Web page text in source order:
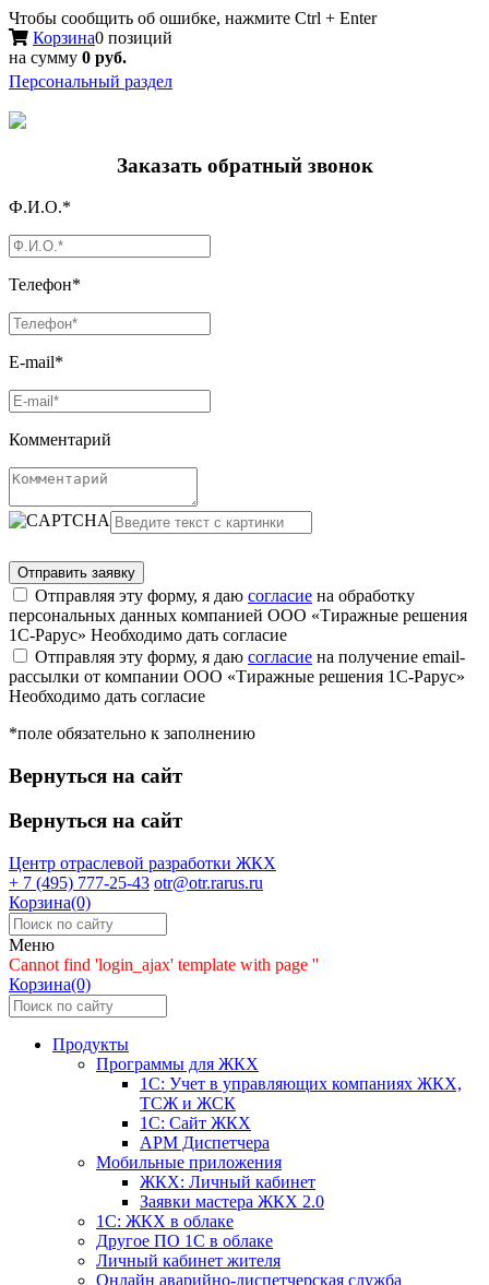
Чтобы сообщить об ошибке, нажмите Ctrl + Enter
Корзина0 позиций
на сумму 0 руб.
Персональный раздел
Заказать обратный звонок
Ф.И.О.*
Телефон*
E-mail*
Комментарий
Отправляя эту форму, я даю согласие на обработку
персональных данных компанией ООО «Тиражные решения
1С-Рарус» Необходимо дать согласие
Отправляя эту форму, я даю согласие на получение email-
рассылки от компании ООО «Тиражные решения 1С-Рарус»
Необходимо дать согласие
*поле обязательно к заполнению
Вернуться на сайт
Вернуться на сайт
Центр отраслевой разработки ЖКХ
+ 7 (495) 777-25-43 otr@otr.rarus.ru
Корзина(0)
Меню
Cannot find 'login_ajax' template with page ''
Корзина(0)
Продукты
Программы для ЖКХ
1С: Учет в управляющих компаниях ЖКХ,
ТСЖ и ЖСК
1С: Сайт ЖКХ
АРМ Диспетчера
Мобильные приложения
ЖКХ: Личный кабинет
Заявки мастера ЖКХ 2.0
1С: ЖКХ в облаке
Другое ПО 1С в облаке
Личный кабинет жителя
Онлайн аварийно-диспетчерская служба